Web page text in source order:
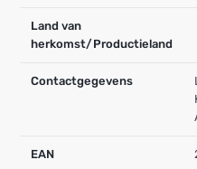
Land van
herkomst/Productieland
Contactgegevens
EAN